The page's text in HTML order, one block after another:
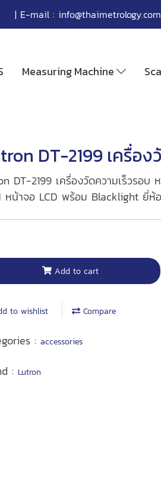
| E-mail : info@thaimetrology.com
Measuring Machine
DT-2199 เครื่อง
DT-2199 เครื่องวัดความเร็วรอ
หน้าจอ LCD พร้อม Blacklight ยี่ห้
Add to cart
to wishlist Compare
: accessories
: Lutron